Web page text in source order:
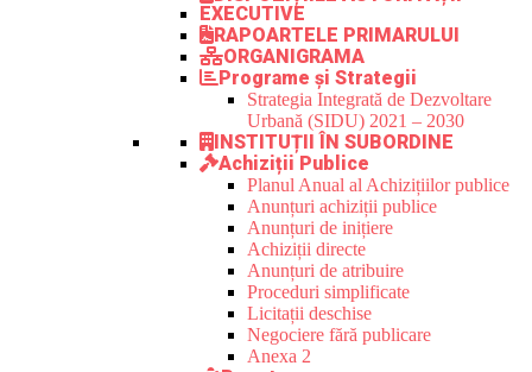
EXECUTIVE
RAPOARTELE PRIMARULUI
ORGANIGRAMA
Programe și Strategii
Strategia Integrată de Dezvoltare
Urbană (SIDU) 2021 – 2030
INSTITUȚII ÎN SUBORDINE
Achiziții Publice
Planul Anual al Achizițiilor publice
Anunțuri achiziții publice
Anunțuri de inițiere
Achiziții directe
Anunțuri de atribuire
Proceduri simplificate
Licitații deschise
Negociere fără publicare
Anexa 2